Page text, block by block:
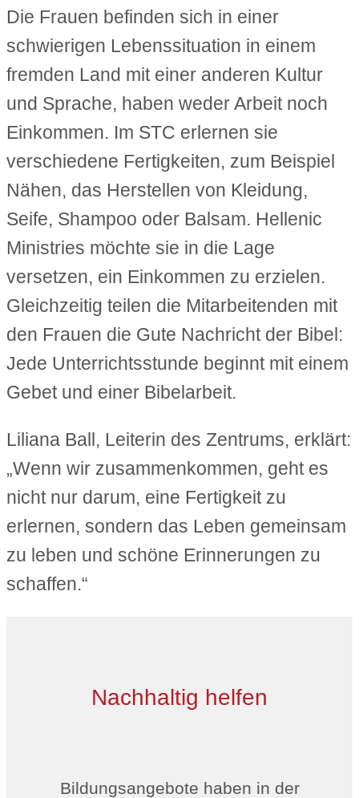
Die Frauen befinden sich in einer
schwierigen Lebenssituation in einem
fremden Land mit einer anderen Kultur
und Sprache, haben weder Arbeit noch
Einkommen. Im STC erlernen sie
verschiedene Fertigkeiten, zum Beispiel
Nähen, das Herstellen von Kleidung,
Seife, Shampoo oder Balsam. Hellenic
Ministries möchte sie in die Lage
versetzen, ein Einkommen zu erzielen.
Gleichzeitig teilen die Mitarbeitenden mit
den Frauen die Gute Nachricht der Bibel:
Jede Unterrichtsstunde beginnt mit einem
Gebet und einer Bibelarbeit.
Liliana Ball, Leiterin des Zentrums, erklärt:
„Wenn wir zusammenkommen, geht es
nicht nur darum, eine Fertigkeit zu
erlernen, sondern das Leben gemeinsam
zu leben und schöne Erinnerungen zu
schaffen.“
Nachhaltig helfen
Bildungsangebote haben in der